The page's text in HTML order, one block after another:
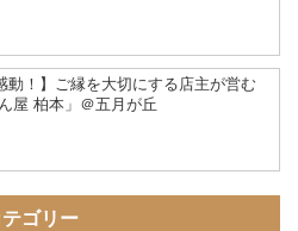
動！】ご縁を大切にする店主が営む
屋 柏本」＠五月が丘
テゴリー